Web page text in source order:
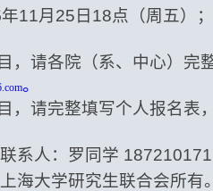
年11月 25 日 18点 （周五）；
，请各院（系、中心）完
。
，请完整填写个人报名
系人：罗同学
海大学研究生联合会所有